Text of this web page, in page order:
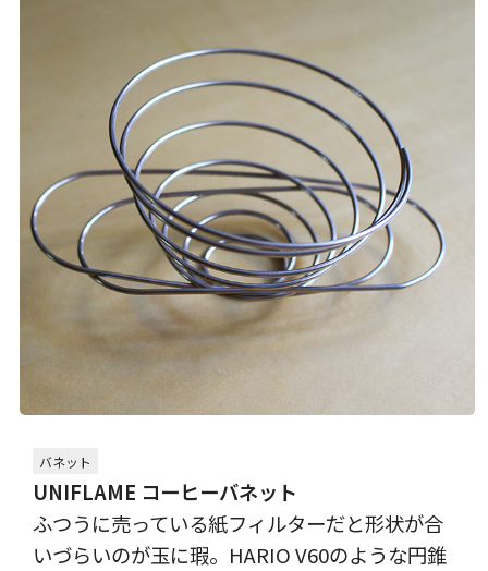
バネット
UNIFLAME コーヒーバネット
ふつうに売っている紙フィルターだと形状が合
いづらいのが玉に瑕。HARIO V60のような円錐